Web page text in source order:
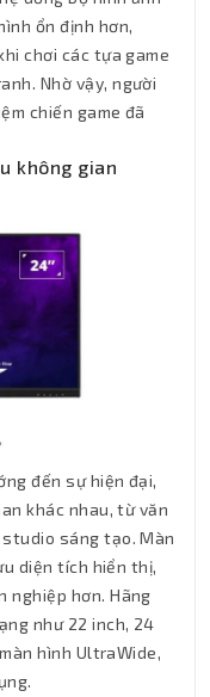
ổn định hơn,
chơi các tựa game
Nhờ vậy, người
chiến game đã
không gian
đến sự hiện đại,
khác nhau, từ văn
sáng tạo. Màn
diện tích hiển thị,
nghiệp hơn. Hãng
như 22 inch, 24
hình UltraWide,